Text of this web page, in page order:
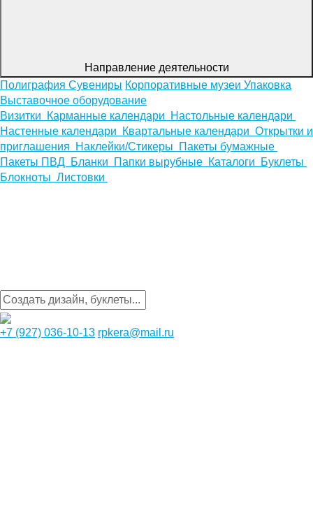
Направление деятельности
Полиграфия Сувениры Корпоративные музеи Упаковка
Выставочное оборудование
Визитки
Карманные календари
Настольные календари
Настенные календари
Квартальные календари Открытки и
приглашения
Наклейки/Стикеры
Пакеты бумажные
Пакеты ПВД Бланки Папки вырубные Каталоги
Буклеты
Блокноты Листовки
+7 (927) 036-10-13 rpkera@mail.ru